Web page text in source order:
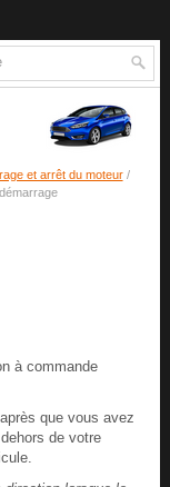
et arrêt du moteur/
à commande
que vous avez
de votre